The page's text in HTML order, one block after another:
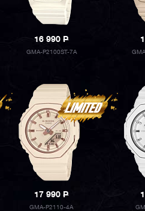
16 990P
GMA-P2100ST-7A
17 990P
GMA-P2110-4A